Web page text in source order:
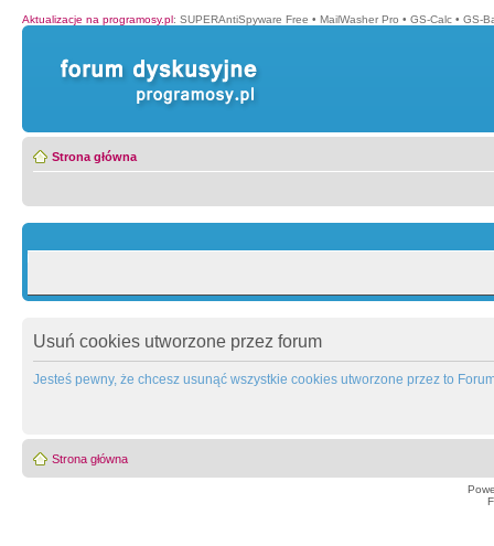
Aktualizacje na programosy.pl: SUPERAntiSpyware Free • MailWasher Pro • GS-Calc • GS-
Strona główna
Usuń cookies utworzone przez forum
Jesteś pewny, że chcesz usunąć wszystkie cookies utworzone przez to
Strona główna